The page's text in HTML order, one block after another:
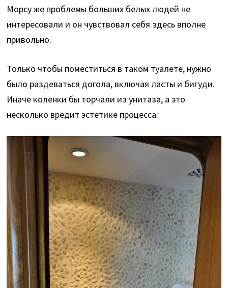
Морсу же проблемы больших белых людей не
интересовали и он чувствовал себя здесь вполне
привольно.
Только чтобы поместиться в таком туалете, нужно
было раздеваться догола, включая ласты и бигуди.
Иначе коленки бы торчали из унитаза, а это
несколько вредит эстетике процесса: